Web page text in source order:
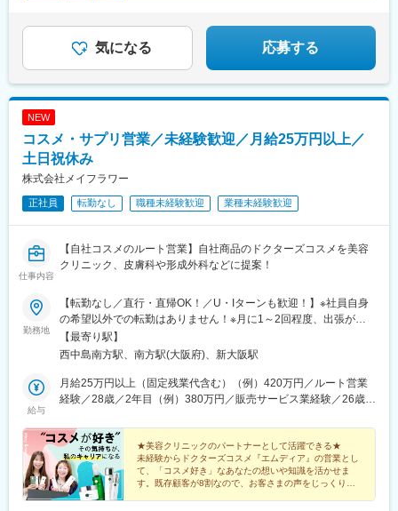
気になる 応募する
NEW
コスメ・サプリ営業／未経験歓迎／月給25万円以上／
土日祝休み
株式会社メイフラワー
正社員 転勤なし 職種未経験歓迎 業種未経験歓迎
仕事内容
【自社コスメのルート営業】自社商品のドクターズコスメを美容
クリニック、皮膚科や形成外科などに提案！
勤務地
【転勤なし／直行・直帰OK！／U・Iターンも歓迎！】※社員自身
の希望以外での転勤はありません！※月に1～2回程度、出張が発
生することもあります。大阪府大阪市淀川区西中島5-7-19 第７
新大阪ビル201号室■アクセスJR線「新大阪駅」南口より徒歩6分
方駅」北改札口より徒歩 7分※受動喫煙対策：屋内完全禁煙
【最寄り駅】
西中島南方駅、南方駅(大阪府)、新大阪駅
給与
月給25万円以上（固定残業代含む）（例）420万円／ルート営業
経験／28歳／2年目（例）380万円／販売サービス業経験／26歳／
月49,000円～支給※上記を超える時間外労働分は追加で支給
★美容クリニックのパートナーとして活躍できる★
未経験からドクターズコスメ『エムディア』の営業とし
て、「コスメ好き」なあなたの想いや知識を活かせま
す。既存顧客が8割なので、お客さまの声をじっくり聴